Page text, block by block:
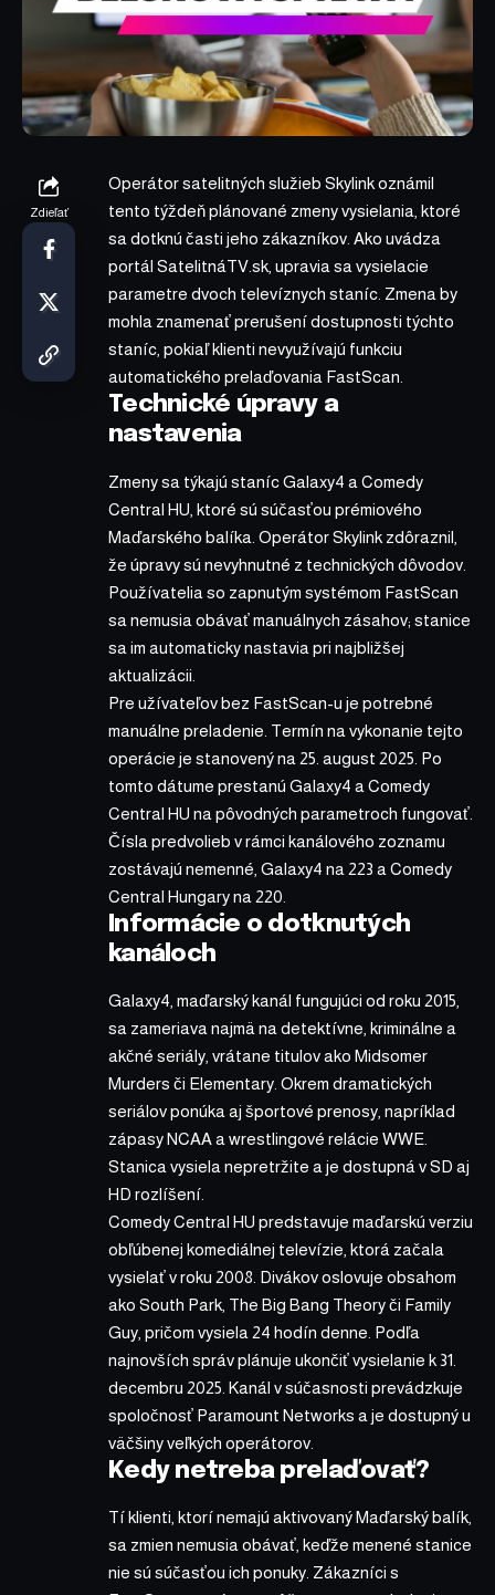
Zdieľať
Operátor satelitných služieb Skylink oznámil
tento týždeň plánované zmeny vysielania, ktoré
sa dotknú časti jeho zákazníkov. Ako uvádza
portál SatelitnáTV.sk, upravia sa vysielacie
parametre dvoch televíznych staníc. Zmena by
mohla znamenať prerušení dostupnosti týchto
staníc, pokiaľ klienti nevyužívajú funkciu
automatického prelaďovania FastScan.
Technické úpravy a
nastavenia
Zmeny sa týkajú staníc Galaxy4 a Comedy
Central HU, ktoré sú súčasťou prémiového
Maďarského balíka. Operátor Skylink zdôraznil,
že úpravy sú nevyhnutné z technických dôvodov.
Používatelia so zapnutým systémom FastScan
sa nemusia obávať manuálnych zásahov; stanice
sa im automaticky nastavia pri najbližšej
aktualizácii.
Pre užívateľov bez FastScan-u je potrebné
manuálne preladenie. Termín na vykonanie tejto
operácie je stanovený na 25. august 2025. Po
tomto dátume prestanú Galaxy4 a Comedy
Central HU na pôvodných parametroch fungovať.
Čísla predvolieb v rámci kanálového zoznamu
zostávajú nemenné, Galaxy4 na 223 a Comedy
Central Hungary na 220.
Informácie o dotknutých
kanáloch
Galaxy4, maďarský kanál fungujúci od roku 2015,
sa zameriava najmä na detektívne, kriminálne a
akčné seriály, vrátane titulov ako Midsomer
Murders či Elementary. Okrem dramatických
seriálov ponúka aj športové prenosy, napríklad
zápasy NCAA a wrestlingové relácie WWE.
Stanica vysiela nepretržite a je dostupná v SD aj
HD rozlíšení.
Comedy Central HU predstavuje maďarskú verziu
obľúbenej komediálnej televízie, ktorá začala
vysielať v roku 2008. Divákov oslovuje obsahom
ako South Park, The Big Bang Theory či Family
Guy, pričom vysiela 24 hodín denne. Podľa
najnovších správ plánuje ukončiť vysielanie k 31.
decembru 2025. Kanál v súčasnosti prevádzkuje
spoločnosť Paramount Networks a je dostupný u
väčšiny veľkých operátorov.
Kedy netreba prelaďovať?
Tí klienti, ktorí nemajú aktivovaný Maďarský balík,
sa zmien nemusia obávať, keďže menené stanice
nie sú súčasťou ich ponuky. Zákazníci s